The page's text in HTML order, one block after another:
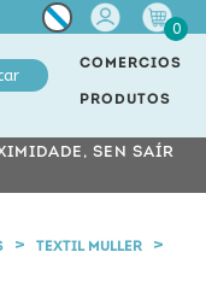
Miña
conta
0
COMERCIOS
PRODUTOS
SEN SAÍR
TEXTIL MULLER